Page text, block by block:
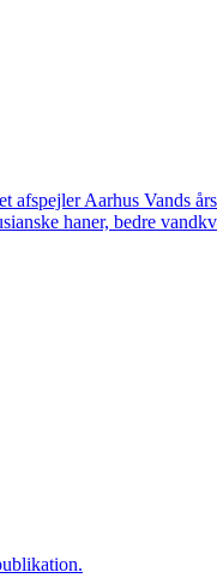
Aarhus Vands
haner, bedre